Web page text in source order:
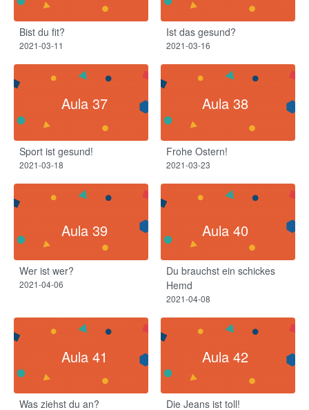
Bist du fit?​
2021-03-11
Ist das gesund?
2021-03-16
Aula 37
Sport ist gesund!
2021-03-18
Aula 38
Frohe Ostern!
2021-03-23
Aula 39
Wer ist wer?
2021-04-06
Aula 40
Du brauchst ein schickes
Hemd
2021-04-08
Aula 41
Was ziehst du an?
Aula 42
Die Jeans ist toll!